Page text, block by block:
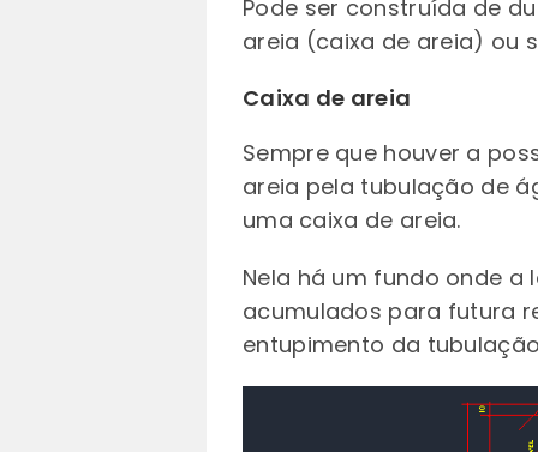
Pode ser construída de
areia (caixa de areia) ou
Caixa de areia
Sempre que houver a
areia pela tubulação de
uma caixa de areia.
Nela há um fundo onde
acumulados para futura
entupimento da